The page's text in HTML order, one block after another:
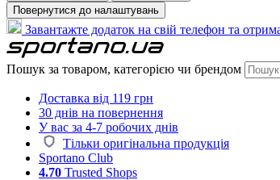
Повернутися до налаштувань
Завантажте додаток на свій телефон та
Пошук за товаром, категорією чи брендом
Доставка від 119 грн
30 днів на повернення
У вас за 4-7 робочих днів
Тільки оригінальна продукція
Sportano Club
4.70 Trusted Shops